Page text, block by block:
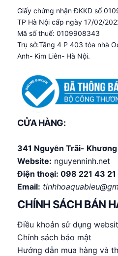
Giấy chứng nhận ĐKKD số
TP Hà Nội cấp ngày 17/02/
Mã số thuế: 0109908343
Trụ sở:Tầng 4 P 403 tòa nhà
Anh- Kim Liên- Hà Nội.
CỬA HÀNG:
341 Nguyễn Trãi-
Website: nguyenninh.net
Điện thoại: 098 221 43 21
Email:
CHÍNH SÁCH BÁN
Điều khoản sử dụng
Chính sách bảo mật
Hướng dẫn mua hàng và